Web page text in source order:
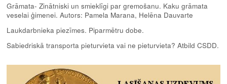
Grāmata- Zinātniski un smieklīgi par gremošanu. Kaku grāmata
veselai ģimenei. Autors: Pamela Marana, Helēna Dauvarte
Laukdarbnieka piezīmes. Piparmētru dobe.
Sabiedriskā transporta pieturvieta vai ne pieturvieta? Atbild CSDD.